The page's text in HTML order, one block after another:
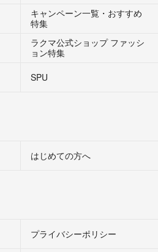
キャンペーン一覧・おすすめ
特集
ラクマ公式ショップ ファッシ
ョン特集
SPU
はじめての方へ
プライバシーポリシー